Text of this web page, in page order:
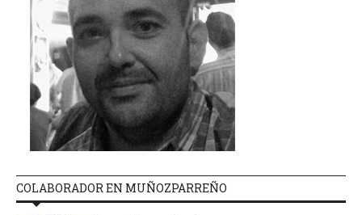
COLABORADOR EN MUÑOZPARREÑO